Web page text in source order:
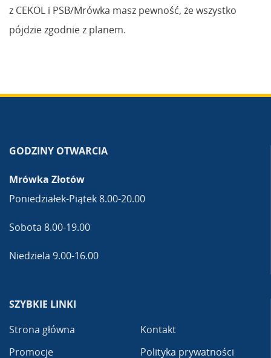
z CEKOL i PSB/Mrówka masz pewność, że wszystko
pójdzie zgodnie z planem.
GODZINY OTWARCIA
Mrówka Złotów
Poniedziałek-Piątek 8.00-20.00
Sobota 8.00-19.00
Niedziela 9.00-16.00
SZYBKIE LINKI
Strona główna
Promocje
Kontakt
Polityka prywatności